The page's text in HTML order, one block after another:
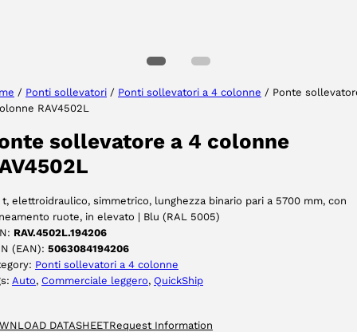
/ Ponti sollevatori / Ponti sollevatori a 4 colonne / Ponte
RAV4502L
sollevatore a 4 colonne
t, elettroidraulico, simmetrico, lunghezza binario pari a 5700 mm, con
ruote, in elevato | Blu (RAL 5005)
RAV.4502L.194206
(EAN): 5063084194206
Ponti sollevatori a 4 colonne
Auto, Commerciale leggero, QuickShip
DATASHEETRequest Information
ACCETTA